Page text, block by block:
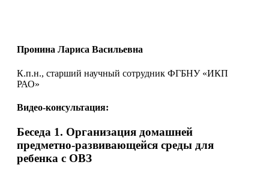
Пронина Лариса Васильевна
К.п.н., старший научный сотрудник ФГБНУ «ИКП
РАО»
Видео-консультация:
Беседа 1. Организация домашней
предметно-развивающейся среды для
ребенка с ОВЗ